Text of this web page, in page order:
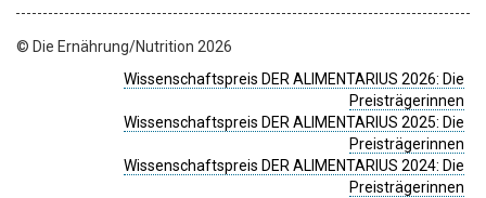
© Die Ernährung/Nutrition 2026
Wissenschaftspreis DER ALIMENTARIUS 2026: Die
Preisträgerinnen
Wissenschaftspreis DER ALIMENTARIUS 2025: Die
Preisträgerinnen
Wissenschaftspreis DER ALIMENTARIUS 2024: Die
Preisträgerinnen